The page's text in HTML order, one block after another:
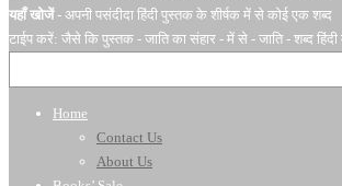
यहाँ खोजें- अपनी पसंदीदा हिंदी पुस्तक के शीर्षक में से कोई एक शब्द
टाईप करें: जैसे कि पुस्तक - जाति का संहार - में से - जाति - शब्द हिंदी
Home
Contact Us
About Us